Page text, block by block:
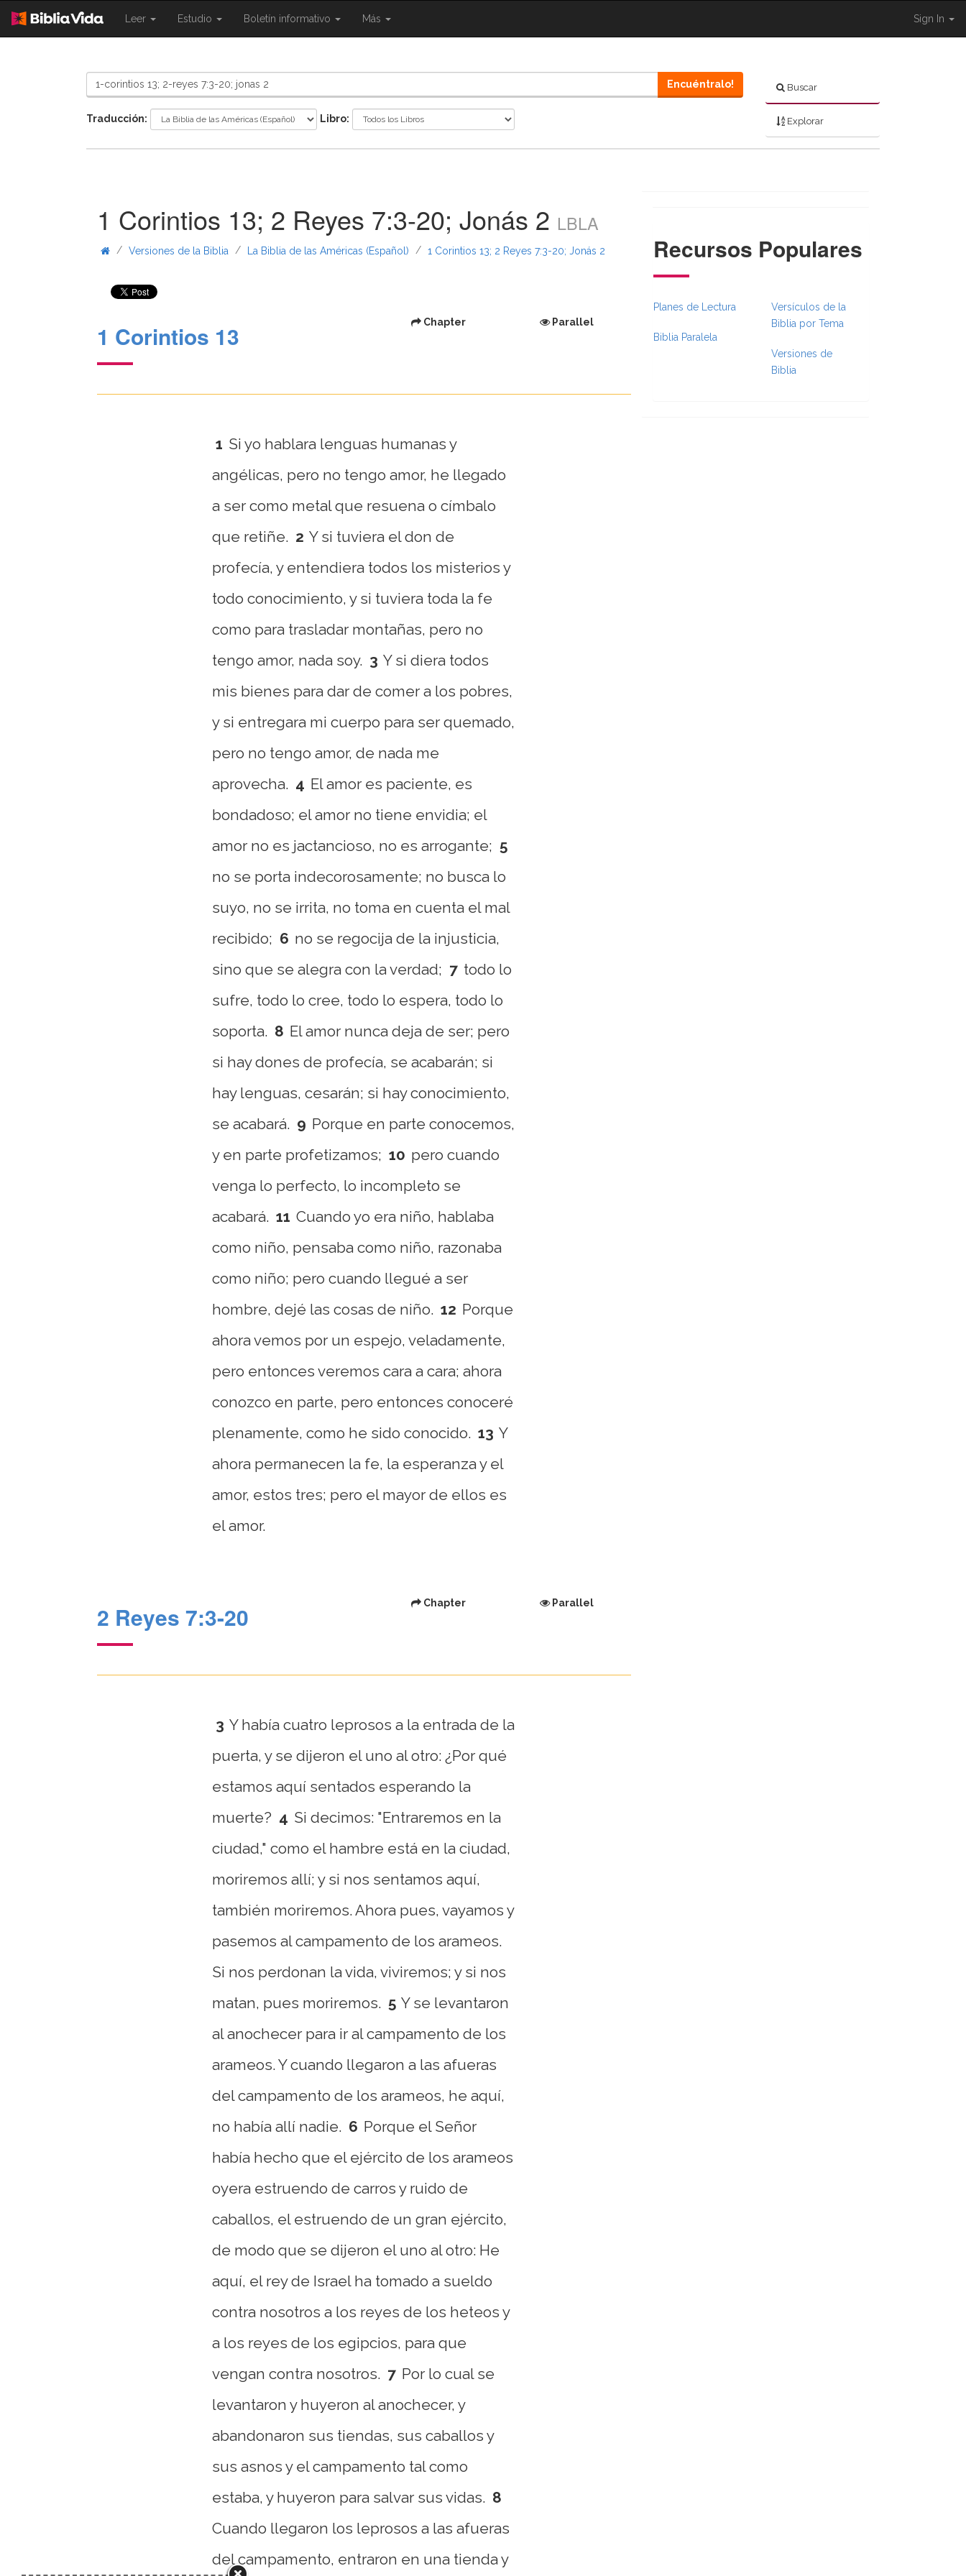
Leer
{{
Estudio
{{
Boletín informativo Más
{{
Sign In
Buscar
Explorar
Encuéntralo!
Traducción: Libro:
1 Corintios 13; 2 Reyes 7:3-20; Jonás 2 LBLA
/ Versiones de la Biblia / La Biblia de las Américas (Español) / 1 Corintios 13; 2 Reyes 7:3-20; Jonás 2
1 Corintios 13 Chapter Parallel
1 Si yo hablara lenguas humanas y
angélicas, pero no tengo amor, he llegado
a ser como metal que resuena o címbalo
que retiñe. 2 Y si tuviera el don de
profecía, y entendiera todos los misterios y
todo conocimiento, y si tuviera toda la fe
como para trasladar montañas, pero no
tengo amor, nada soy. 3 Y si diera todos
mis bienes para dar de comer a los pobres,
y si entregara mi cuerpo para ser quemado,
pero no tengo amor, de nada me
aprovecha. 4 El amor es paciente, es
bondadoso; el amor no tiene envidia; el
amor no es jactancioso, no es arrogante; 5
no se porta indecorosamente; no busca lo
suyo, no se irrita, no toma en cuenta el mal
recibido; 6 no se regocija de la injusticia,
sino que se alegra con la verdad; 7 todo lo
sufre, todo lo cree, todo lo espera, todo lo
soporta. 8 El amor nunca deja de ser; pero
si hay dones de profecía, se acabarán; si
hay lenguas, cesarán; si hay conocimiento,
se acabará. 9 Porque en parte conocemos,
y en parte profetizamos; 10 pero cuando
venga lo perfecto, lo incompleto se
acabará. 11 Cuando yo era niño, hablaba
como niño, pensaba como niño, razonaba
como niño; pero cuando llegué a ser
hombre, dejé las cosas de niño. 12 Porque
ahora vemos por un espejo, veladamente,
pero entonces veremos cara a cara; ahora
conozco en parte, pero entonces conoceré
plenamente, como he sido conocido. 13 Y
ahora permanecen la fe, la esperanza y el
amor, estos tres; pero el mayor de ellos es
el amor.
2 Reyes 7:3-20 Chapter Parallel
3 Y había cuatro leprosos a la entrada de la
puerta, y se dijeron el uno al otro: ¿Por qué
estamos aquí sentados esperando la
muerte? 4 Si decimos: "Entraremos en la
ciudad," como el hambre está en la ciudad,
moriremos allí; y si nos sentamos aquí,
también moriremos. Ahora pues, vayamos y
pasemos al campamento de los arameos.
Si nos perdonan la vida, viviremos; y si nos
matan, pues moriremos. 5 Y se levantaron
al anochecer para ir al campamento de los
arameos. Y cuando llegaron a las afueras
del campamento de los arameos, he aquí,
no había allí nadie. 6 Porque el Señor
había hecho que el ejército de los arameos
oyera estruendo de carros y ruido de
caballos, el estruendo de un gran ejército,
de modo que se dijeron el uno al otro: He
aquí, el rey de Israel ha tomado a sueldo
contra nosotros a los reyes de los heteos y
a los reyes de los egipcios, para que
vengan contra nosotros. 7 Por lo cual se
levantaron y huyeron al anochecer, y
abandonaron sus tiendas, sus caballos y
sus asnos y el campamento tal como
estaba, y huyeron para salvar sus vidas. 8
Cuando llegaron los leprosos a las afueras
del campamento, entraron en una tienda y
Recursos Populares
Planes de Lectura
Biblia Paralela
Versículos de la
Biblia por Tema
Versiones de
Biblia